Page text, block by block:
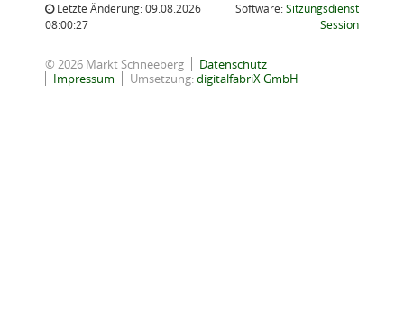
Letzte Änderung: 09.08.2026
08:00:27
Software:Sitzungsdienst
Session(Wird in
© 2026 Markt Schneeberg
Datenschutz
Impressum
Umsetzung:digitalfabriX GmbH